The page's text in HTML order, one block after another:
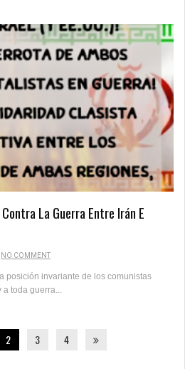
La Guerra Entre Irán E
NO COMMENT
posición invariante de los comunistas
a toda guerra...
2 3 4